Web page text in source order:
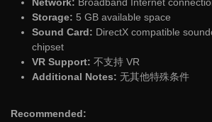
Storage: 5 GB available space
Sound Card: DirectX compatible
chipset
VR Support: 不支持 VR
Additional Notes: 无其他特殊条件
Recommended: